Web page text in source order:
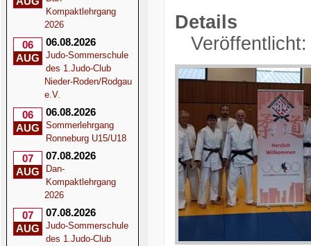
Kompaktlehrgang
2026
06
AUG
06.08.2026
Judo-Sommerschule
des 1.Judo-Club
Nieder-Roden/Rodgau
e.V.
06
AUG
06.08.2026
Sommerlehrgang
Ronneburg U15/U18
07
AUG
07.08.2026
Dan-
Kompaktlehrgang
2026
07
AUG
07.08.2026
Judo-Sommerschule
des 1.Judo-Club
Details